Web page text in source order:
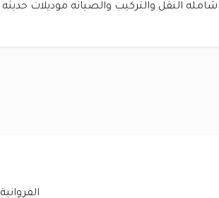
النقل والتركيب والصيانه موديلات حديثه
الفروانية